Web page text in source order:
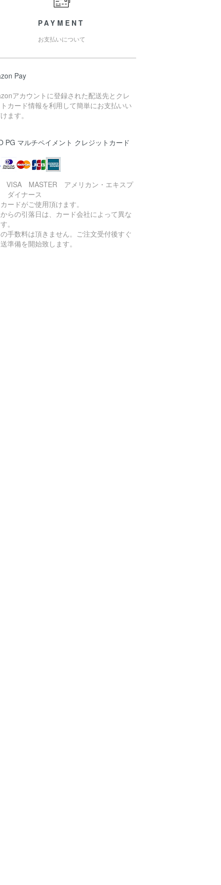
PAYMENT
お支払いについて
Pay
アカウントに登録された配送先とクレ
カード情報を利用して簡単にお支払いい
ます。
PG マルチペイメント クレジットカード
VISA MASTER アメリカン・エキスプ
ダイナース
ードがご使用頂けます。
らの引落日は、カード会社によって異な
。
手数料は頂きません。ご注文受付後すぐ
準備を開始致します。